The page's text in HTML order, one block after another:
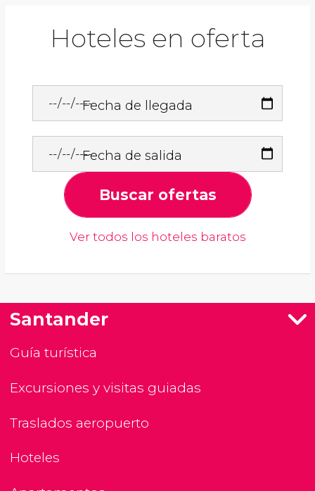
Hoteles en oferta
Fecha de llegada
Fecha de salida
Buscar ofertas
Ver todos los hoteles baratos
Santander
Guía turística
Excursiones y visitas guiadas
Traslados aeropuerto
Hoteles